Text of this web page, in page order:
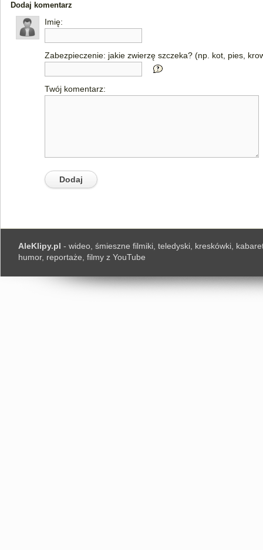
Dodaj komentarz
Imię:
Zabezpieczenie: jakie zwierzę szczeka? (np. kot, pies,
Twój komentarz:
AleKlipy.pl - wideo, śmieszne filmiki, teledyski, kreskówki,
humor, reportaże, filmy z YouTube